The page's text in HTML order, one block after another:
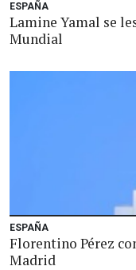
ESPAÑA
Lamine Yamal se
Mundial
ESPAÑA
Florentino Pérez
Madrid